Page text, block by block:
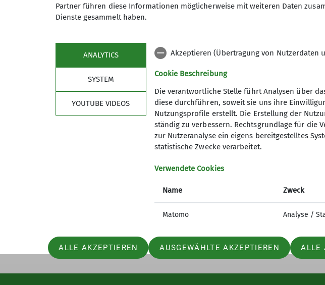
Nützliche Links
JDAV Bundesverband
Partner führen diese Informationen möglicherweise mit weiteren Daten
Dienste gesammelt haben.
ANALYTICS
SYSTEM
YOUTUBE VIDEOS
Akzeptieren (Übertragung von Nutzerdaten
Cookie Beschreibung
Die verantwortliche Stelle führt Analysen über
diese durchführen, soweit sie uns ihre
Nutzungsprofile erstellt. Die Erstellung der
ständig zu verbessern. Rechtsgrundlage für die
zur Nutzeranalyse ein eigens bereitgestelltes
statistische Zwecke verarbeitet.
Verwendete Cookies
Name Zweck
Matomo Analyse /
ALLE AKZEPTIEREN AUSGEWÄHLTE AKZEPTIEREN ALLE